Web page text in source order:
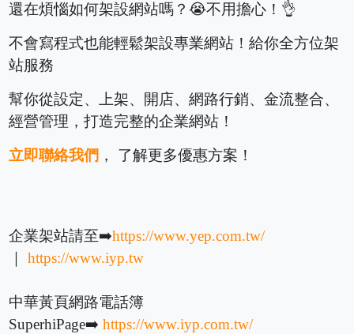
還在煩惱如何架設網站嗎？😭不用擔心！👌
不會寫程式也能輕鬆架設專業網站！給你全方位架
站服務
幫你從設定、上架、開店、網路行銷、金流整合、
經營管理，打造完整的企業網站！
立即聯絡我們 ， 了解更多優惠方案！
企業架站請至➡️https://www.yep.com.tw/
｜https://www.iyp.tw
中華黃頁網路電話簿
SuperhiPage➡️https://www.iyp.com.tw/